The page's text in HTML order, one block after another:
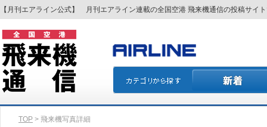
【月刊エアライン公式】 月刊エアライン連載の全国空港 飛来機通信の投稿サイ
TOP > 飛来機写真詳細